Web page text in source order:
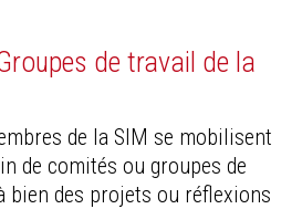
de travail de la
de la SIM se mobilisent
de comités ou groupes de
bien des projets ou réflexions